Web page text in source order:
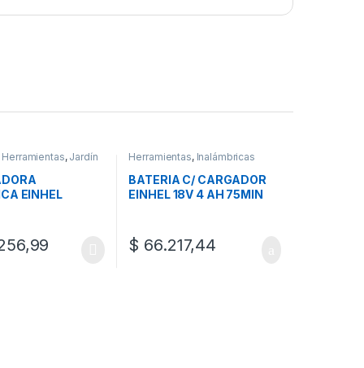
Herramientas, Jardín
EINHEL
Herramientas, Inalámbricas
BATERIA C/ CARGADOR
EINHEL 18V 4 AH 75MIN
$ 66.217,44